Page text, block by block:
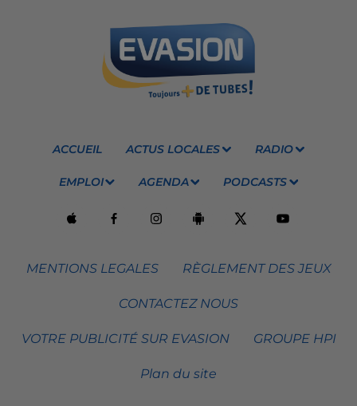
ACCUEIL ACTUS LOCALES RADIO
EMPLOI AGENDA PODCASTS
MENTIONS LEGALES RÈGLEMENT DES JEUX
CONTACTEZ NOUS
VOTRE PUBLICITÉ SUR EVASION GROUPE HPI
Plan du site